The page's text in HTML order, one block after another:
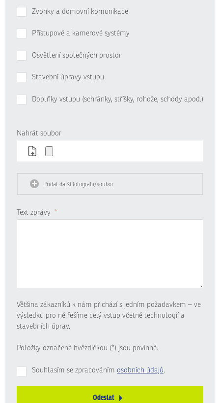
Zvonky a domovní komunikace
Přístupové a kamerové systémy
Osvětlení společných prostor
Stavební úpravy vstupu
Doplňky vstupu (schránky, stříšky, rohože, schody apod.)
Nahrát soubor
Přidat další fotografii/soubor
Text zprávy *
Většina zákazníků k nám přichází s jedním požadavkem – ve
výsledku pro ně řešíme celý vstup včetně technologií a
stavebních úprav.
Položky označené hvězdičkou (*) jsou povinné.
Souhlasím se zpracováním osobních údajů.
Odeslat